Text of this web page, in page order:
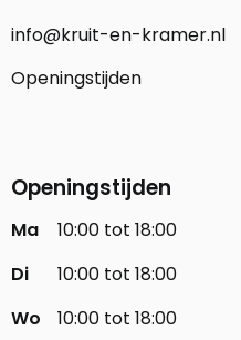
info@kruit-en-kramer.nl
Openingstijden
Openingstijden
Ma
10:00 tot 18:00
Di
10:00 tot 18:00
Wo
10:00 tot 18:00